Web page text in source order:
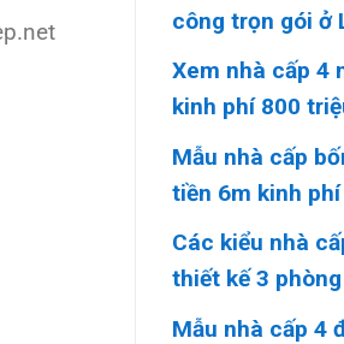
công trọn gói ở
Xem nhà cấp 4
kinh phí 800
Mẫu nhà cấp
tiền 6m kinh
Các kiểu nhà
thiết kế 3
Mẫu nhà cấp 4